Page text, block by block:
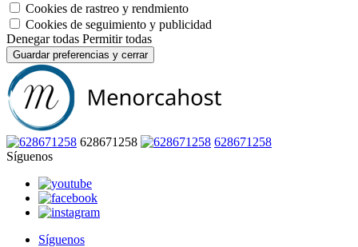
Cookies de rastreo y rendmiento
Cookies de seguimiento y publicidad
Denegar todas Permitir todas
Guardar preferencias y cerrar
628671258
628671258
Síguenos
Síguenos